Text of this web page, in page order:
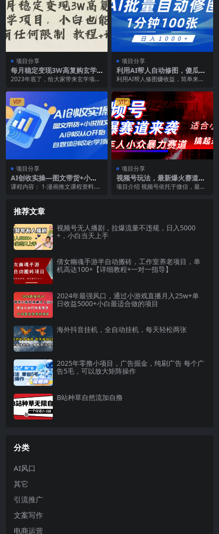
项目分享
每月稳定变现3W高复购玄学
项目，小白也能做没有任何限
2023年底了，给大家带来玄学项目
的利用软件测算 ...
项目分享
利用AI帮人自动修图，傻瓜式
操作0门槛，日入1000+
利用AI帮人修图赚收益，简单来
帮别人修改图片，然后...
VIP
项目分享
AI创收实操—图文带货+小说
推文，AI创收从0开始，自媒
课程内容： 1-漫画推文课程资料.do
VIP
项目分享
视频号玩法，最新爆火赛道，
中老年人深信不疑，适合小
项目介绍 视频号依托于微信，最不
推荐文章
视频号无人播剧，拉爆流量不违规，日入5000
+，小白当天上手
倩女幽魂手游半自动搬砖，工作室养老项目，单
机高达100+【详细教程+一对一指导】
2024年最强风口，通过小游戏直播月入25w+单
日收益5000+小白最适合做的项目
海外抖音挂机，全自动挂机，每天轻松两张
2025年零撸小项目，广告掘金，纯刷广告 每个广
告5毛，可以放大矩阵操作
B站种草自然流加自撸
分类
AI风口
其它
引流推广
文案写作
电商运营